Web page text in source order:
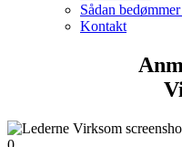
Sådan
Kontakt